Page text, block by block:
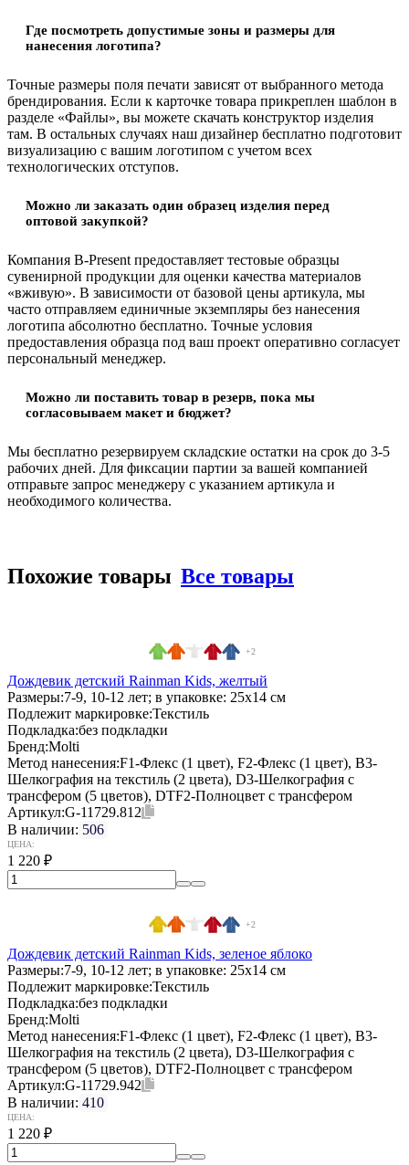
Где посмотреть допустимые зоны и размеры для
нанесения логотипа?
Точные размеры поля печати зависят от выбранного метода
брендирования. Если к карточке товара прикреплен шаблон в
разделе «Файлы», вы можете скачать конструктор изделия
там. В остальных случаях наш дизайнер бесплатно подготовит
визуализацию с вашим логотипом с учетом всех
технологических отступов.
Можно ли заказать один образец изделия перед
оптовой закупкой?
Компания B-Present предоставляет тестовые образцы
сувенирной продукции для оценки качества материалов
«вживую». В зависимости от базовой цены артикула, мы
часто отправляем единичные экземпляры без нанесения
логотипа абсолютно бесплатно. Точные условия
предоставления образца под ваш проект оперативно согласует
персональный менеджер.
Можно ли поставить товар в резерв, пока мы
согласовываем макет и бюджет?
Мы бесплатно резервируем складские остатки на срок до 3-5
рабочих дней. Для фиксации партии за вашей компанией
отправьте запрос менеджеру с указанием артикула и
необходимого количества.
Похожие товары Все товары
+2
Дождевик детский Rainman Kids, желтый
Размеры:7-9, 10-12 лет; в упаковке: 25x14 см
Подлежит маркировке:Текстиль
Подкладка:без подкладки
Бренд:Molti
Метод нанесения:F1-Флекс (1 цвет), F2-Флекс (1 цвет), B3-
Шелкография на текстиль (2 цвета), D3-Шелкография с
трансфером (5 цветов), DTF2-Полноцвет с трансфером
Артикул:G-11729.812
В наличии: 506
ЦЕНА:
1 220 ₽
+2
Дождевик детский Rainman Kids, зеленое яблоко
Размеры:7-9, 10-12 лет; в упаковке: 25x14 см
Подлежит маркировке:Текстиль
Подкладка:без подкладки
Бренд:Molti
Метод нанесения:F1-Флекс (1 цвет), F2-Флекс (1 цвет), B3-
Шелкография на текстиль (2 цвета), D3-Шелкография с
трансфером (5 цветов), DTF2-Полноцвет с трансфером
Артикул:G-11729.942
В наличии: 410
ЦЕНА:
1 220 ₽